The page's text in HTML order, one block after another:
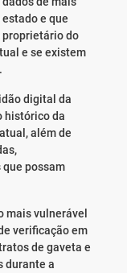
e que
proprietário do
e se existem
digital da
histórico da
além de
possam
mais vulnerável
verificação em
de gaveta e
durante a